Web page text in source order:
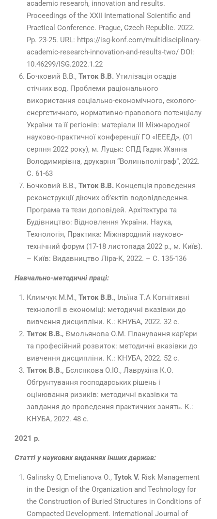
academic research, innovation and results.
Proceedings of the ХХII International Scientific and
Practical Conference. Prague, Czech Republic. 2022.
Pp. 23-25. URL: https://isg-konf.com/multidisciplinary-
academic-research-innovation-and-results-two/ DOI:
10.46299/ISG.2022.1.22
Бочковий В.В., Титок В.В. Утилізація осадів
стічних вод. Проблеми раціонального
використання соціально-економічного, еколого-
енергетичного, нормативно-правового потенціалу
України та її регіонів: матеріали ІІІ Міжнародної
науково-практичної конференції ГО «ІЕЕЕД», (01
серпня 2022 року), м. Луцьк: СПД Гадяк Жанна
Володимирівна, друкарня “Волиньполіграф”, 2022.
С. 61-63
Бочковий В.В., Титок В.В. Концепція проведення
реконструкції діючих об’єктів водовідведення.
Програма та тези доповідей. Архітектура та
Будівництво: Відновлення України. Наука,
Технологія, Практика: Міжнародний науково-
технічний форум (17-18 листопада 2022 р., м. Київ).
– Київ: Видавництво Ліра-К, 2022. – C. 135-136
Навчально-методичні праці:
Климчук М.М., Титок В.В., Ільїна Т.А Когнітивні
технології в економіці: методичні вказівки до
вивчення дисципліни. К.: КНУБА, 2022. 32 с.
Титок В.В., Ємольянова О.М. Планування кар’єри
та професійний розвиток: методичні вказівки до
вивчення дисципліни. К.: КНУБА, 2022. 52 с.
Титок В.В., Бєлєнкова О.Ю., Лаврухіна К.О.
Обґрунтування господарських рішень і
оцінювання ризиків: методичні вказівки та
завдання до проведення практичних занять. К.:
КНУБА, 2022. 48 с.
2021 р.
Статті у наукових виданнях інших держав:
Galinsky O, Emelianova О., Tytok V. Risk Management
in the Design of the Organization and Technology for
the Construction of Buried Structures in Conditions of
Compacted Development. International Journal of